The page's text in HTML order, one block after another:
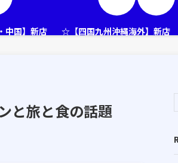
中国】新店 ☆【四国九州沖縄海外】新店
と旅と食の話題